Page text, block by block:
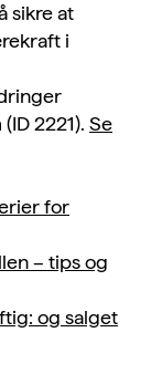
sikre at
i
2221). Se
for
– tips og
og salget